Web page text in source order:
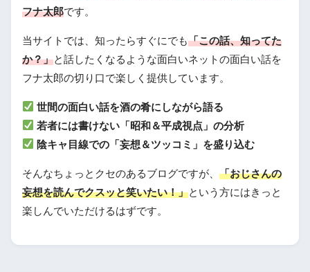
フナ太郎です。
当サイトでは、知ったらすぐにでも「この話、知ってた
か？」と話したくなるような面白いネットの面白い話を
フナ太郎の切り口で楽しく提供しています。
世間の面白い話を酒の肴にしながら語る
若者には書けない「昭和＆平成視点」の分析
陰キャ目線での「妄想＆ツッコミ」を盛り込む
そんなちょっとクセのあるブログですが、 「おじさんの
妄想を読んでクスッと笑いたい！」という方にはきっと
楽しんでいただけるはずです。